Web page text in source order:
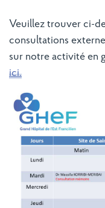
Veuillez trouver ci-
consultations
sur notre activité en
ici.